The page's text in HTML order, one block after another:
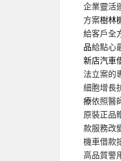
企業靈活
方案樹林
給客戶全
品給點心
新店汽車
法立案的
細胞增長
療依照醫
原裝正品
款服務改
機車借款
高品質警